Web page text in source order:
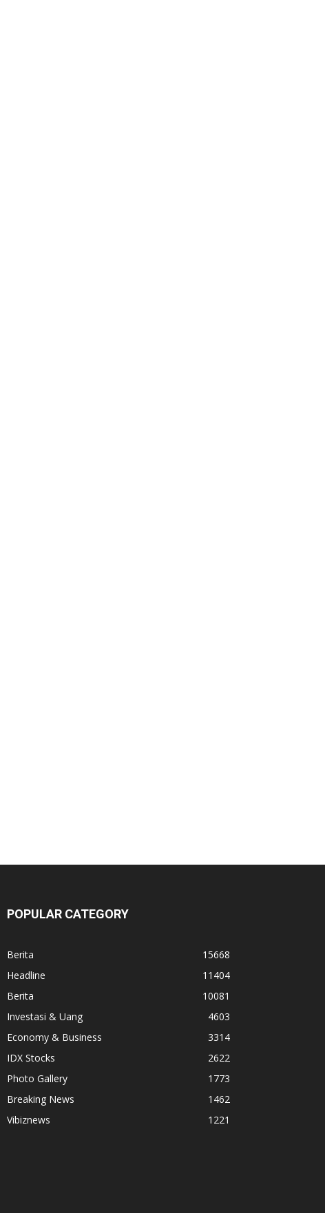
POPULAR CATEGORY
Berita
15668
Headline
11404
Berita
10081
Investasi & Uang
4603
Economy & Business
3314
IDX Stocks
2622
Photo Gallery
1773
Breaking News
1462
Vibiznews
1221